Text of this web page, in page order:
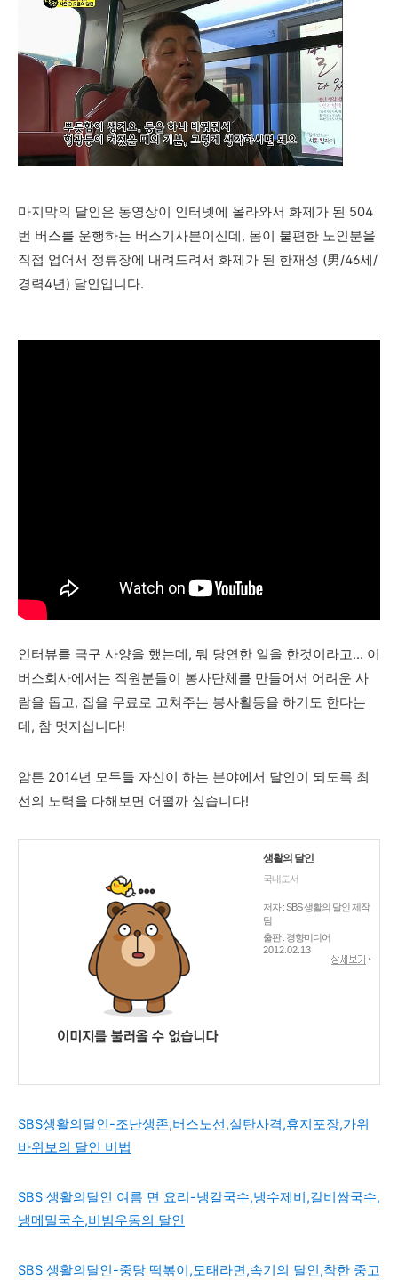
마지막의 달인은 동영상이 인터넷에 올라와서 화제가 된 504
번 버스를 운행하는 버스기사분이신데, 몸이 불편한 노인분을
직접 업어서 정류장에 내려드려서 화제가 된 한재성 (男/46세/
경력4년) 달인입니다.
인터뷰를 극구 사양을 했는데, 뭐 당연한 일을 한것이라고... 이
버스회사에서는 직원분들이 봉사단체를 만들어서 어려운 사
람을 돕고, 집을 무료로 고쳐주는 봉사활동을 하기도 한다는
데, 참 멋지십니다!
암튼 2014년 모두들 자신이 하는 분야에서 달인이 되도록 최
선의 노력을 다해보면 어떨까 싶습니다!
생활의 달인
국내도서
저자 : SBS 생활의 달인 제작
팀
출판 : 경향미디어
2012.02.13
SBS생활의달인-조난생존,버스노선,실탄사격,휴지포장,가위
바위보의 달인 비법
SBS 생활의달인 여름 면 요리-냉칼국수,냉수제비,갈비쌈국수,
냉메밀국수,비빔우동의 달인
SBS 생활의달인-중탕 떡볶이,모태라면,속기의 달인,착한 중고